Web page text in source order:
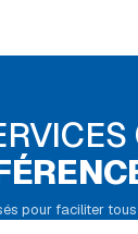
pour faciliter